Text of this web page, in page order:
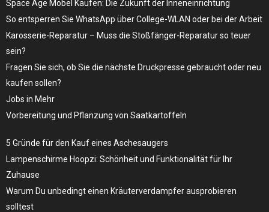
Space Age Möbel Kaufen: Die Zukunft der Inneneinrichtung
So entsperren Sie WhatsApp über College-WLAN oder bei der Arbeit
Karosserie-Reparatur – Muss die Stoßfänger-Reparatur so teuer
sein?
Fragen Sie sich, ob Sie die nächste Druckpresse gebraucht oder neu
kaufen sollen?
Jobs in Mehr
Vorbereitung und Pflanzung von Saatkartoffeln
5 Gründe für den Kauf eines Aschesaugers
Lampenschirme Hoopzi: Schönheit und Funktionalität für Ihr
Zuhause
Warum Du unbedingt einen Kräuterverdampfer ausprobieren
solltest